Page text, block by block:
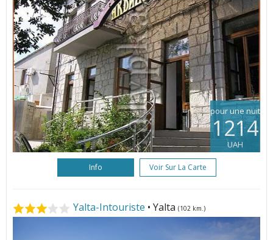
pour une nuit
1214
UAH
Info Voir Sur La Carte
Yalta-Intouriste • Yalta (102 km.)